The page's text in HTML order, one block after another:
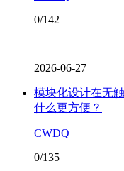
0/142
2026-06-27
模块化设计在无
什么更方便？
CWDQ
0/135